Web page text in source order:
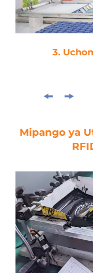
3.
Mipango ya